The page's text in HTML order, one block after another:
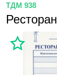
Бронирование
Гарантия
Система скидок
ТДМ 938